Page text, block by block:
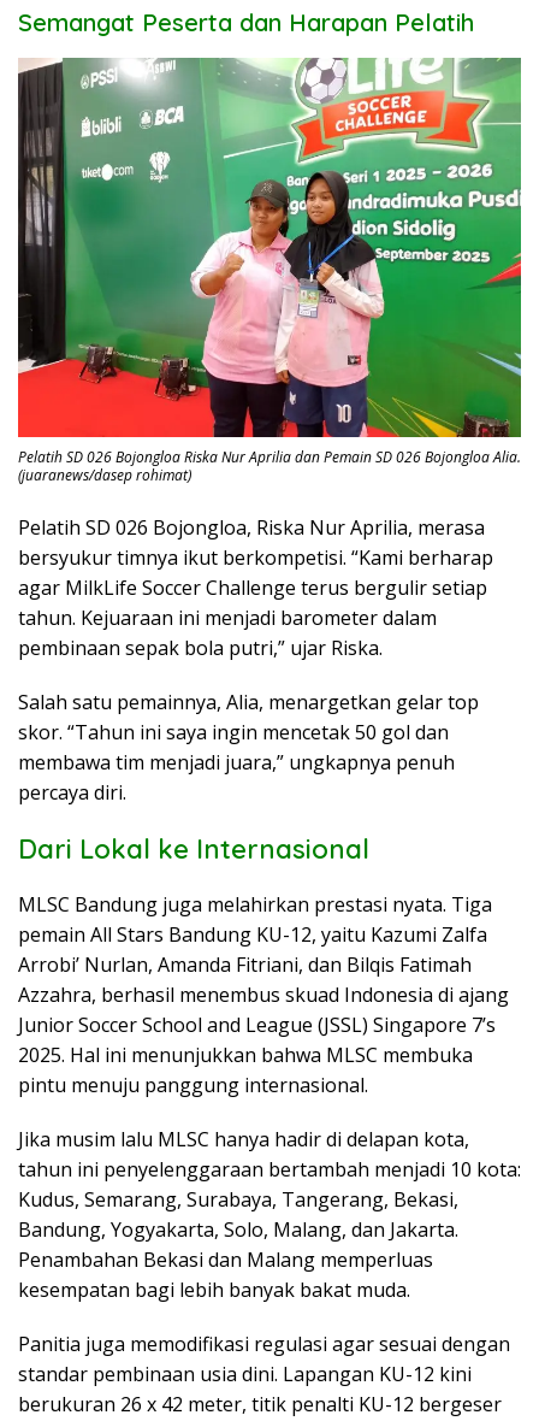
Semangat Peserta dan Harapan Pelatih
Pelatih SD 026 Bojongloa Riska Nur Aprilia dan Pemain SD 026 Bojongloa Alia.
(juaranews/dasep rohimat)
Pelatih SD 026 Bojongloa, Riska Nur Aprilia, merasa
bersyukur timnya ikut berkompetisi. “Kami berharap
agar MilkLife Soccer Challenge terus bergulir setiap
tahun. Kejuaraan ini menjadi barometer dalam
pembinaan sepak bola putri,” ujar Riska.
Salah satu pemainnya, Alia, menargetkan gelar top
skor. “Tahun ini saya ingin mencetak 50 gol dan
membawa tim menjadi juara,” ungkapnya penuh
percaya diri.
Dari Lokal ke Internasional
MLSC Bandung juga melahirkan prestasi nyata. Tiga
pemain All Stars Bandung KU-12, yaitu Kazumi Zalfa
Arrobi’ Nurlan, Amanda Fitriani, dan Bilqis Fatimah
Azzahra, berhasil menembus skuad Indonesia di ajang
Junior Soccer School and League (JSSL) Singapore 7’s
2025. Hal ini menunjukkan bahwa MLSC membuka
pintu menuju panggung internasional.
Jika musim lalu MLSC hanya hadir di delapan kota,
tahun ini penyelenggaraan bertambah menjadi 10 kota:
Kudus, Semarang, Surabaya, Tangerang, Bekasi,
Bandung, Yogyakarta, Solo, Malang, dan Jakarta.
Penambahan Bekasi dan Malang memperluas
kesempatan bagi lebih banyak bakat muda.
Panitia juga memodifikasi regulasi agar sesuai dengan
standar pembinaan usia dini. Lapangan KU-12 kini
berukuran 26 x 42 meter, titik penalti KU-12 bergeser